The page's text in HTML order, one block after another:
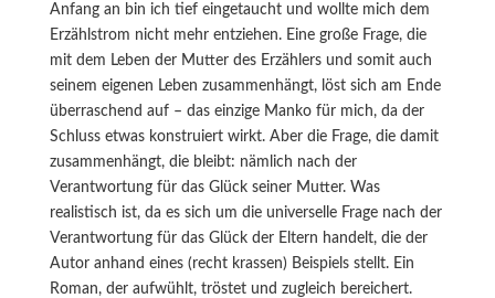
Anfang an bin ich tief eingetaucht und wollte mich dem
Erzählstrom nicht mehr entziehen. Eine große Frage, die
mit dem Leben der Mutter des Erzählers und somit auch
seinem eigenen Leben zusammenhängt, löst sich am Ende
überraschend auf – das einzige Manko für mich, da der
Schluss etwas konstruiert wirkt. Aber die Frage, die damit
zusammenhängt, die bleibt: nämlich nach der
Verantwortung für das Glück seiner Mutter. Was
realistisch ist, da es sich um die universelle Frage nach der
Verantwortung für das Glück der Eltern handelt, die der
Autor anhand eines (recht krassen) Beispiels stellt. Ein
Roman, der aufwühlt, tröstet und zugleich bereichert.